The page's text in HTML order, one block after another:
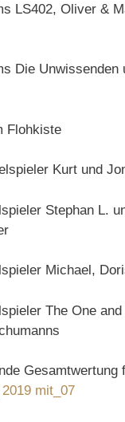
LS402, Oliver &
Die Unwissenden
Flohkiste
Kurt und
Stephan L.
Michael,
The One
Gesamtwertung
mit_07